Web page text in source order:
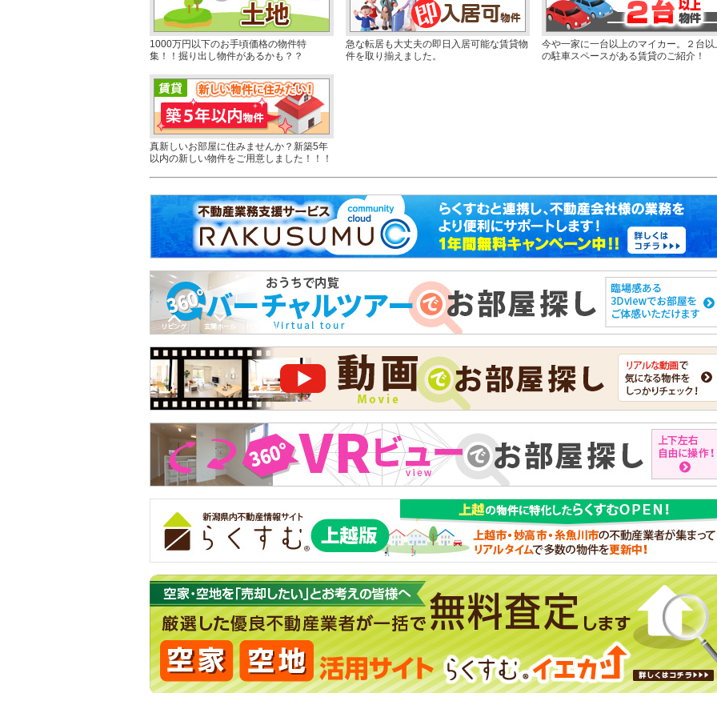
1000万円以下のお手頃価格の物件特
集！！掘り出し物件があるかも？？
急な転居も大丈夫の即日入居可能な賃貸物
件を取り揃えました。
今や一家に一台以上のマイカー。２台以
の駐車スペースがある賃貸のご紹介！
真新しいお部屋に住みませんか？新築5年
以内の新しい物件をご用意しました！！！